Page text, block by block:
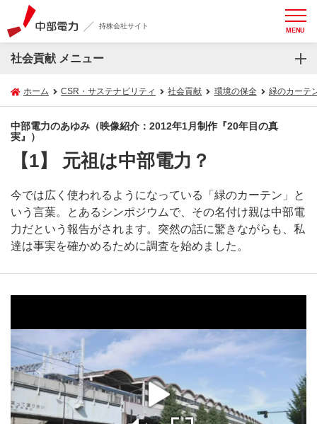
持株会社サイト MENU
社会貢献 メニュー
ホーム CSR・サステナビリティ 社会貢献 環境の保全 緑のカーテ
中部電力のあゆみ（映像紹介：2012年1月制作『20年目の真
実』）
【1】 元祖は中部電力？
今では広く使われるようになっている「緑のカーテン」と
いう言葉。とあるシンポジウムで、その名付け親は中部電
力だという報告がされます。突然の話に驚きながらも、私
達は事実を確かめるために調査を始めました。